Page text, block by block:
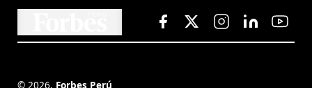
© 2026, Forbes Perú